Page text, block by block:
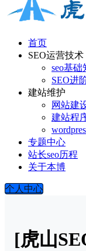
首页
SEO运营技术
seo基础
SEO进
建站维护
网站建
建站程
专题中心
站长seo历程
关于本博
个人中心
[虎山